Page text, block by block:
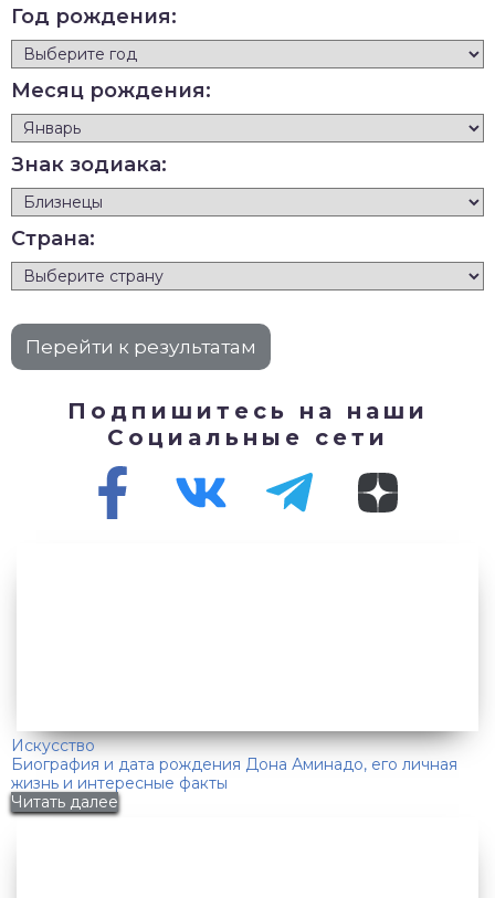
Год рождения:
Месяц рождения:
Знак зодиака:
Страна:
Подпишитесь на наши
Социальные сети
Искусство
Биография и дата рождения Дона Аминадо, его личная
жизнь и интересные факты
Читать далее